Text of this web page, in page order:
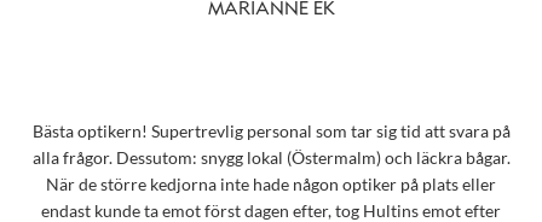
MARIANNE EK
Bästa optikern! Supertrevlig personal som tar sig tid att svara på
alla frågor. Dessutom: snygg lokal (Östermalm) och läckra bågar.
När de större kedjorna inte hade någon optiker på plats eller
endast kunde ta emot först dagen efter, tog Hultins emot efter